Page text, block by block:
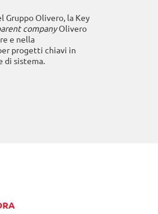
Gruppo Olivero, la Key
companyOlivero
e nella
progetti chiavi in
di sistema.